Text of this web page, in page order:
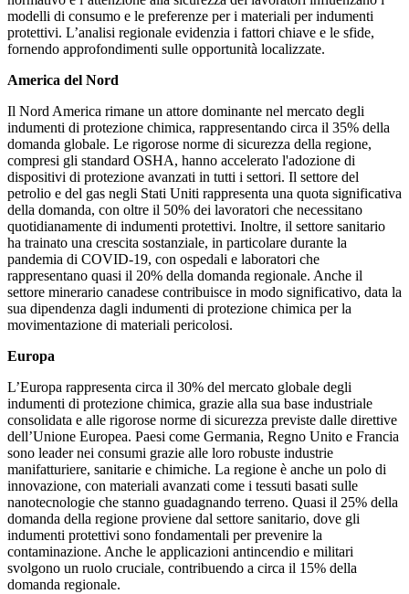
modelli di consumo e le preferenze per i materiali per indumenti
protettivi. L’analisi regionale evidenzia i fattori chiave e le sfide,
fornendo approfondimenti sulle opportunità localizzate.
America del Nord
Il Nord America rimane un attore dominante nel mercato degli
indumenti di protezione chimica, rappresentando circa il 35% della
domanda globale. Le rigorose norme di sicurezza della regione,
compresi gli standard OSHA, hanno accelerato l'adozione di
dispositivi di protezione avanzati in tutti i settori. Il settore del
petrolio e del gas negli Stati Uniti rappresenta una quota significativa
della domanda, con oltre il 50% dei lavoratori che necessitano
quotidianamente di indumenti protettivi. Inoltre, il settore sanitario
ha trainato una crescita sostanziale, in particolare durante la
pandemia di COVID-19, con ospedali e laboratori che
rappresentano quasi il 20% della domanda regionale. Anche il
settore minerario canadese contribuisce in modo significativo, data la
sua dipendenza dagli indumenti di protezione chimica per la
movimentazione di materiali pericolosi.
Europa
L’Europa rappresenta circa il 30% del mercato globale degli
indumenti di protezione chimica, grazie alla sua base industriale
consolidata e alle rigorose norme di sicurezza previste dalle direttive
dell’Unione Europea. Paesi come Germania, Regno Unito e Francia
sono leader nei consumi grazie alle loro robuste industrie
manifatturiere, sanitarie e chimiche. La regione è anche un polo di
innovazione, con materiali avanzati come i tessuti basati sulle
nanotecnologie che stanno guadagnando terreno. Quasi il 25% della
domanda della regione proviene dal settore sanitario, dove gli
indumenti protettivi sono fondamentali per prevenire la
contaminazione. Anche le applicazioni antincendio e militari
svolgono un ruolo cruciale, contribuendo a circa il 15% della
domanda regionale.